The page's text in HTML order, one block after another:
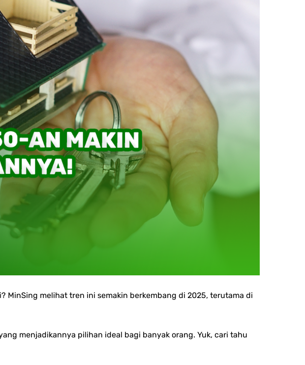
MinSing melihat tren ini semakin berkembang di 2025, terutama di
menjadikannya pilihan ideal bagi banyak orang. Yuk, cari tahu